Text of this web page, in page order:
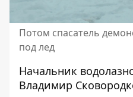
Потом спасатель
под лед
Начальник
Владимир